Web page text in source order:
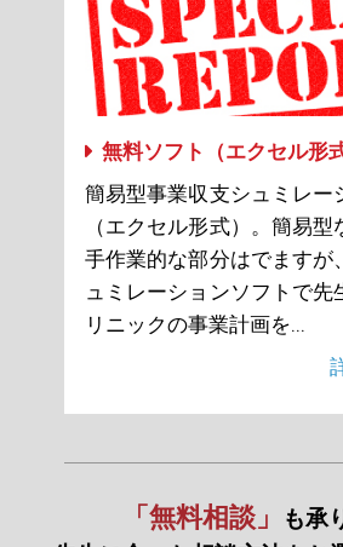
無料ソフト（エクセル形式
簡易型事業収支シュミレー
（エクセル形式）。簡易
手作業的な部分はでますが
ュミレーションソフトで先
リニックの事業計画を...
「無料相談」
も承